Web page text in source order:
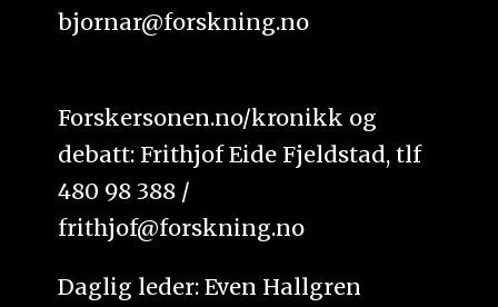
bjornar@forskning.no
Forskersonen.no/kronikk og
debatt: Frithjof Eide Fjeldstad, tlf
480 98 388 /
frithjof@forskning.no
Daglig leder: Even Hallgren